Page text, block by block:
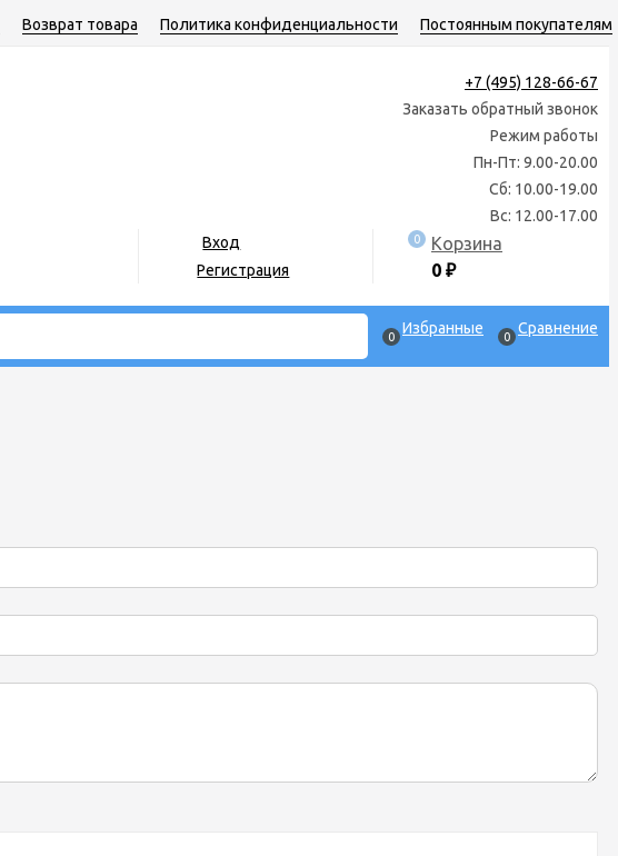
Возврат товара Политика конфиденциальности Постоянным покупателям
+7 (495) 128-66-67
Заказать обратный звонок
Режим работы
Пн-Пт: 9.00-20.00
Сб: 10.00-19.00
Вс: 12.00-17.00
Вход
Регистрация
0
Корзина
0 ₽
0 Избранные 0 Сравнение